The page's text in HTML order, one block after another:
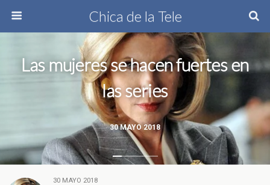
Chica de la Tele
30 MAYO 2018
Las mujeres se hacen fuertes en
las series
30 MAYO 2018